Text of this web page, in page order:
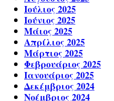
Ιούλιος 2025
Ιούνιος 2025
Μάιος 2025
Απρίλιος 2025
Μάρτιος 2025
Φεβρουάριος 2025
Ιανουάριος 2025
Δεκέμβριος 2024
Νοέμβριος 2024